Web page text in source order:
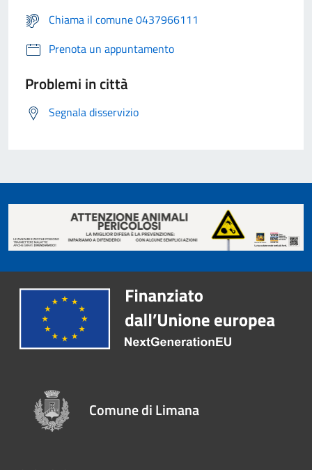
Chiama il comune 0437966111
Prenota un appuntamento
Problemi in città
Segnala disservizio
Comune di Limana